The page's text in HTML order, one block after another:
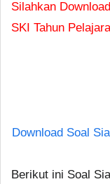
Silahkan
SKI Tahun
Download Soal
Berikut ini Soal